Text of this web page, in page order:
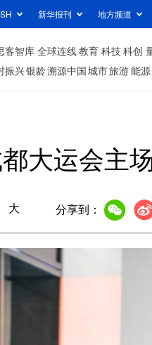
新华报刊 地方频道
客智库 全球连线教育 科技科创
振兴银龄溯源中国城市旅游能源
大运会主
大 分享到：